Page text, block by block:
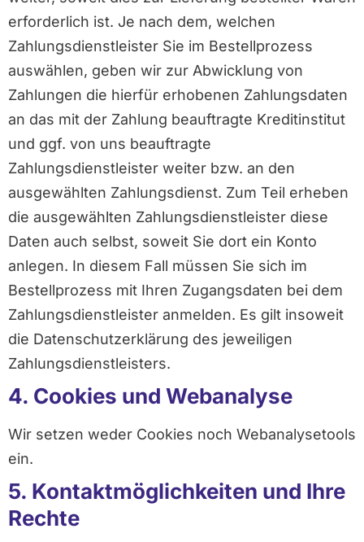
erforderlich ist. Je nach dem, welchen
Zahlungsdienstleister Sie im Bestellprozess
auswählen, geben wir zur Abwicklung von
Zahlungen die hierfür erhobenen Zahlungsdaten
an das mit der Zahlung beauftragte Kreditinstitut
und ggf. von uns beauftragte
Zahlungsdienstleister weiter bzw. an den
ausgewählten Zahlungsdienst. Zum Teil erheben
die ausgewählten Zahlungsdienstleister diese
Daten auch selbst, soweit Sie dort ein Konto
anlegen. In diesem Fall müssen Sie sich im
Bestellprozess mit Ihren Zugangsdaten bei dem
Zahlungsdienstleister anmelden. Es gilt insoweit
die Datenschutzerklärung des jeweiligen
Zahlungsdienstleisters.
4. Cookies und Webanalyse
Wir setzen weder Cookies noch Webanalysetools
ein.
5. Kontaktmöglichkeiten und Ihre
Rechte